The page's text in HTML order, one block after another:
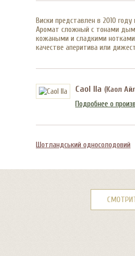
Виски представлен в 2010
Аромат сложный с тонами
кожаными и сладкими
качестве аперитива или
Caol Ila (Каол
Подробнее о
Шотландський односолодовий